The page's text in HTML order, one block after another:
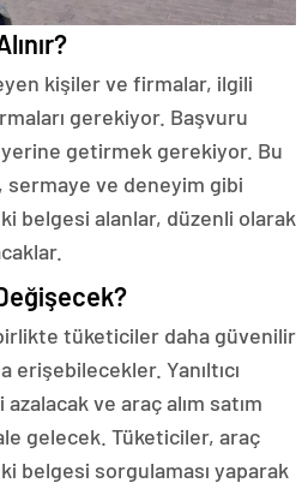
kişiler ve firmalar, ilgili
gerekiyor. Başvuru
yerine getirmek gerekiyor. Bu
sermaye ve deneyim gibi
belgesi alanlar, düzenli olarak
tüketiciler daha güvenilir
erişebilecekler. Yanıltıcı
ve araç alım satım
gelecek. Tüketiciler, araç
belgesi sorgulaması yaparak